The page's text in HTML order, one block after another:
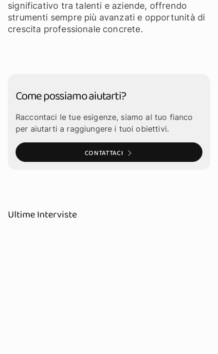
significativo tra talenti e aziende, offrendo
strumenti sempre più avanzati e opportunità di
crescita professionale concrete.
Come possiamo aiutarti?
Raccontaci le tue esigenze, siamo al tuo fianco
per aiutarti a raggiungere i tuoi obiettivi.
CONTATTACI
Ultime Interviste